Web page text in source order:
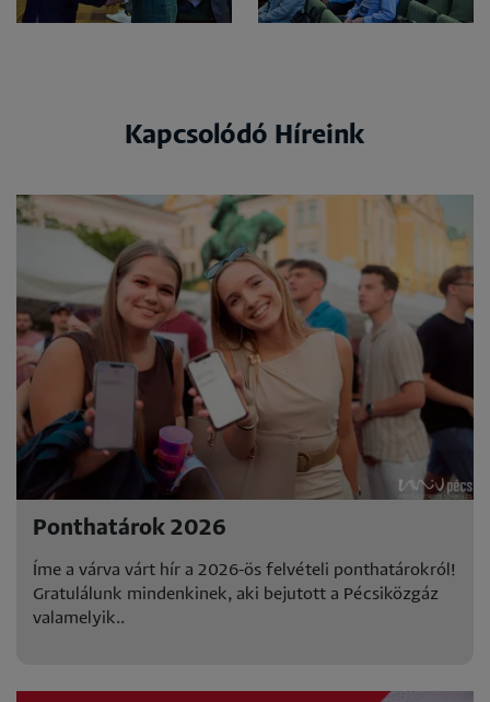
Kapcsolódó Híreink
Ponthatárok 2026
Íme a várva várt hír a 2026-ös felvételi ponthatárokról!
Gratulálunk mindenkinek, aki bejutott a Pécsiközgáz
valamelyik..